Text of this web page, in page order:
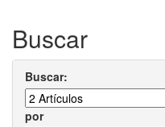
Buscar
Buscar:
por